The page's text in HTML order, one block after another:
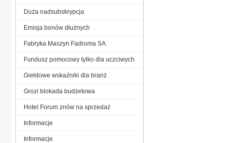
Duża nadsubskrypcja
Emisja bonów dłużnych
Fabryka Maszyn Fadroma SA
Fundusz pomocowy tylko dla uczciwych
Giełdowe wskaźniki dla branż
Grozi blokada budżetowa
Hotel Forum znów na sprzedaż
Informacje
Informacje